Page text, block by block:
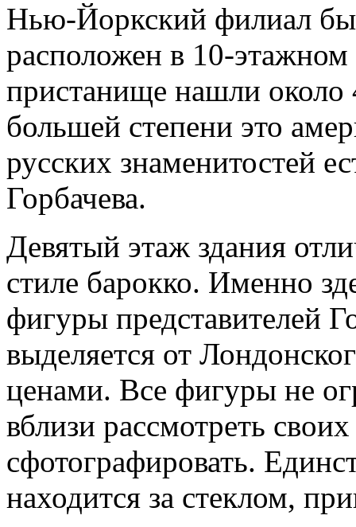
Нью-Йоркский филиал
расположен в 10-
пристанище нашли около
большей степени это
русских знаменитостей
Горбачева.
Девятый этаж здания
стиле барокко. Именно
фигуры представителей
выделяется от
ценами. Все фигуры не
вблизи рассмотреть
сфотографировать.
находится за стеклом,